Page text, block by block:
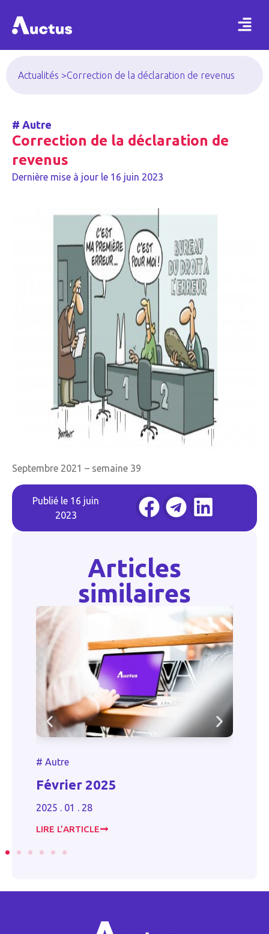
Actualités >Correction de la déclaration de revenus
# Autre
Correction de la déclaration de
revenus
Dernière mise à jour le 16 juin 2023
Septembre 2021 – semaine 39
Publié le 16 juin
2023
Articles
similaires
# Autre
Février 2025
2025 . 01 . 28
LIRE L’ARTICLE